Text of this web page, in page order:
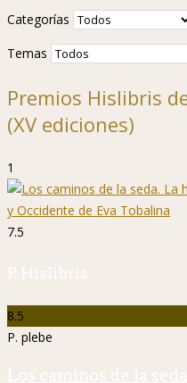
Categorías
Temas
Premios Hislibris
(XV ediciones)
1
7.5
P. Hislibris
8.5
P. plebe
Los caminos de la